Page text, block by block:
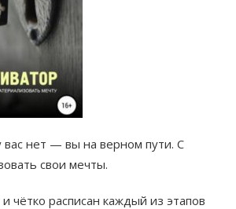
вас нет — вы на верном пути. С
свои мечты.
чётко расписан каждый из этапов